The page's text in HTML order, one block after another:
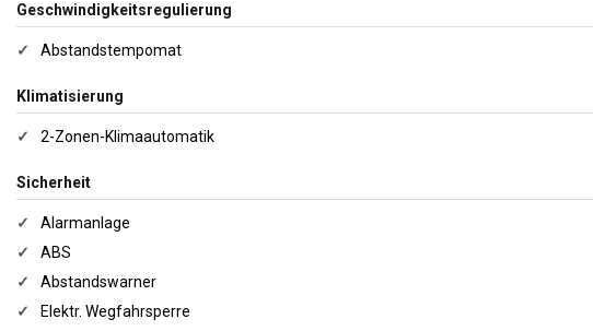
Geschwindigkeitsregulierung
✓ Abstandstempomat
Klimatisierung
✓ 2-Zonen-Klimaautomatik
Sicherheit
✓
Alarmanlage
✓
ABS
✓
Abstandswarner
✓
Elektr. Wegfahrsperre